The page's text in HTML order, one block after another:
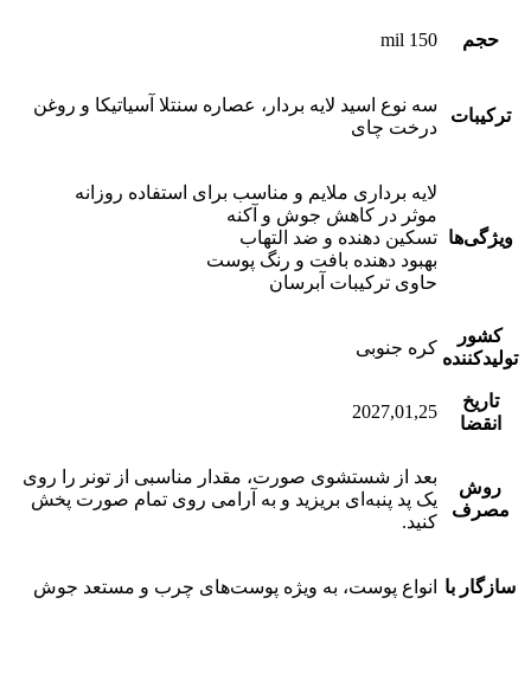
حجم 150 mil
ترکیبات
سه نوع اسید لایه بردار، عصاره سنتلا آسیاتیکا و روغن
درخت چای
ویژگی‌ها
لایه برداری ملایم و مناسب برای استفاده روزانه
موثر در کاهش جوش و آکنه
تسکین دهنده و ضد التهاب
بهبود دهنده بافت و رنگ پوست
حاوی ترکیبات آبرسان
کشور
تولیدکننده
کره جنوبی
تاریخ
انقضا
2027,01,25
روش
مصرف
بعد از شستشوی صورت، مقدار مناسبی از تونر را روی
یک پد پنبه‌ای بریزید و به آرامی روی تمام صورت پخش
کنید.
سازگار با انواع پوست، به ویژه پوست‌های چرب و مستعد جوش